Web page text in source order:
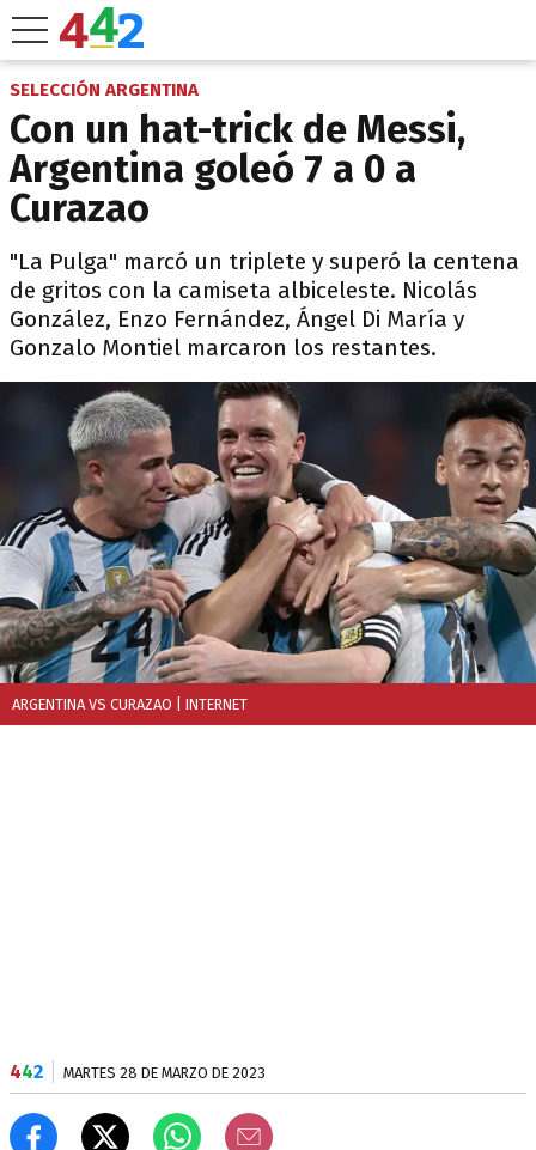
SELECCIÓN ARGENTINA
Con un hat-trick de Messi,
Argentina goleó 7 a 0 a
Curazao
"La Pulga" marcó un triplete y superó la centena
de gritos con la camiseta albiceleste. Nicolás
González, Enzo Fernández, Ángel Di María y
Gonzalo Montiel marcaron los restantes.
ARGENTINA VS CURAZAO | INTERNET
442 MARTES 28 DE MARZO DE 2023